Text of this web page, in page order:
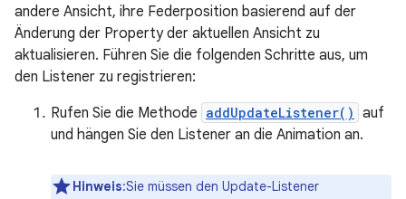
andere Ansicht, ihre Federposition basierend auf der
Änderung der Property der aktuellen Ansicht zu
aktualisieren. Führen Sie die folgenden Schritte aus, um
den Listener zu registrieren:
Rufen Sie die Methode addUpdateListener() auf
und hängen Sie den Listener an die Animation an.
Hinweis:Sie müssen den Update-Listener